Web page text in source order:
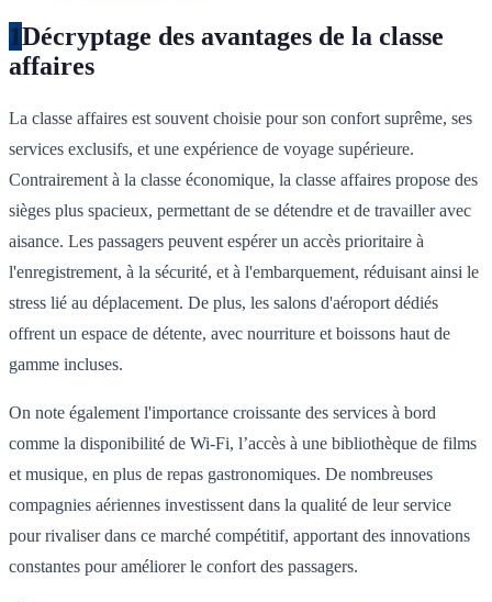
1Décryptage des avantages de la classe
affaires
La classe affaires est souvent choisie pour son confort suprême, ses
services exclusifs, et une expérience de voyage supérieure.
Contrairement à la classe économique, la classe affaires propose des
sièges plus spacieux, permettant de se détendre et de travailler avec
aisance. Les passagers peuvent espérer un accès prioritaire à
l'enregistrement, à la sécurité, et à l'embarquement, réduisant ainsi le
stress lié au déplacement. De plus, les salons d'aéroport dédiés
offrent un espace de détente, avec nourriture et boissons haut de
gamme incluses.
On note également l'importance croissante des services à bord
comme la disponibilité de Wi-Fi, l’accès à une bibliothèque de films
et musique, en plus de repas gastronomiques. De nombreuses
compagnies aériennes investissent dans la qualité de leur service
pour rivaliser dans ce marché compétitif, apportant des innovations
constantes pour améliorer le confort des passagers.